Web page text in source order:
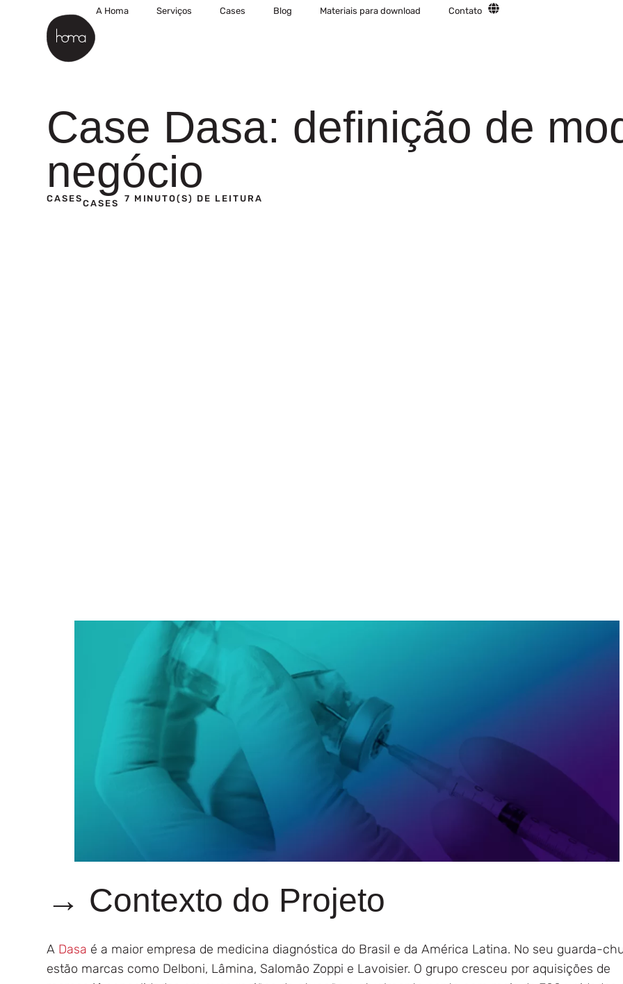
A Homa Serviços Cases Blog Materiais para download Contato
Case Dasa: definição de
negócio
CASESCASES 7 MINUTO(S) DE LEITURA
→ Contexto do Projeto
A Dasa é a maior empresa de medicina diagnóstica do Brasil e da América Latina. No seu guarda-
estão marcas como Delboni, Lâmina, Salomão Zoppi e Lavoisier. O grupo cresceu por aquisições de